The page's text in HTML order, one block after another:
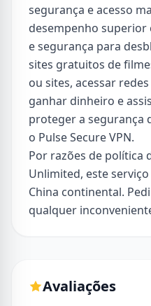
segurança e acesso
desempenho superior
e segurança para
sites gratuitos de
ou sites, acessar
ganhar dinheiro e
proteger a segurança
o Pulse Secure VPN.
Por razões de política
Unlimited, este
China continental.
qualquer
Avaliações